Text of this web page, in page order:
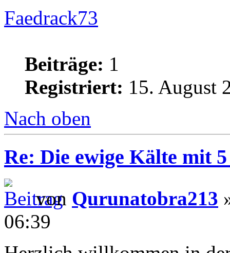
Faedrack73
Beiträge: 1
Registriert: 15. August
Nach oben
Re: Die ewige Kälte mit
von Qurunatobra213
06:39